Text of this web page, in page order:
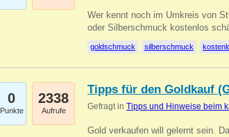
Wer kennt noch im Umkreis von
oder Silberschmuck kostenlos
goldschmuck silberschmuck
0
Punkte
2338
Aufrufe
Tipps für den Goldkauf
Gefragt in Tipps und Hinweise beim
Gold verkaufen will gelernt sein.